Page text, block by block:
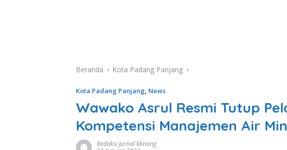
Beranda Kota Padang Panjang
Kota Padang Panjang, News
Wawako Asrul Resmi Tutup
Kompetensi Manajemen Air
Redaksi Jurnal Minang